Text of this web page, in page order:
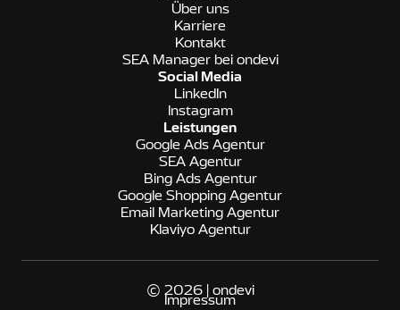
Über uns
Karriere
Kontakt
SEA Manager bei ondevi
Social Media
LinkedIn
Instagram
Leistungen
Google Ads Agentur
SEA Agentur
Bing Ads Agentur
Google Shopping Agentur
Email Marketing Agentur
Klaviyo Agentur
© 2026 | ondevi
Impressum